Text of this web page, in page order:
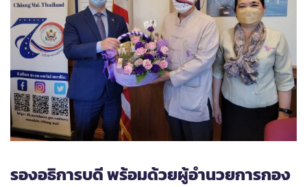
รองอธิการบดี พร้อมด้วยผู้อำนวยการกอง